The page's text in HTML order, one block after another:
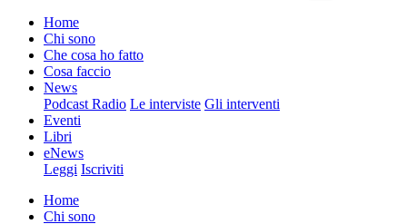
Home
Chi sono
Che cosa ho fatto
Cosa faccio
News
Podcast Radio Le interviste Gli interventi
Eventi
Libri
eNews
Leggi Iscriviti
Home
Chi sono